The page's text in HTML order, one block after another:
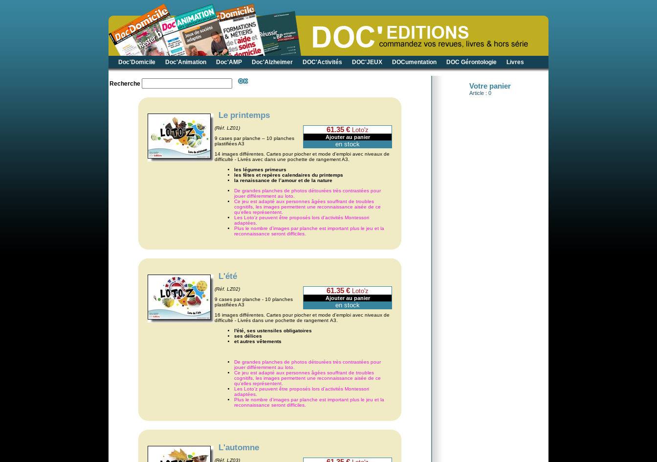
Doc'Domicile Doc'Animation Doc'AMP Doc'Alzheimer DOC'Activités DOC'JEUX DOCumentation DOC Gérontologie Livres
Recherche
Le printemps
61.35 € Loto'z
en stock
(Réf. LZ01)
9 cases par planche – 10 planches
plastifiées A3
14 images différentes. Cartes pour piocher et mode d'emploi avec niveaux de
difficulté - Livrés avec dans une pochette de rangement A3.
les légumes primeurs
les fêtes et repères calendaires du printemps
la renaissance de l’amour et de la nature
De grandes planches de photos détourées très contrastées pour
jouer différemment au loto.
Ce jeu est adapté aux personnes âgées souffrant de troubles
cognitifs, les images permettent une reconnaissance aisée de ce
qu’elles représentent.
Les Loto’z peuvent être proposés lors d’activités Montessori
adaptées.
Plus le nombre d’images par planche est important plus le jeu et la
reconnaissance seront difficiles.
L'été
61.35 € Loto'z
en stock
(Réf. LZ02)
9 cases par planche - 10 planches
plastifiées A3
16 images différentes. Cartes pour piocher et mode d'emploi avec niveaux de
difficulté - Livrés dans une pochette de rangement A3.
l'été, ses ustensiles obligatoires
ses délices
et autres vêtements
De grandes planches de photos détourées très contrastées pour
jouer différemment au loto.
Ce jeu est adapté aux personnes âgées souffrant de troubles
cognitifs, les images permettent une reconnaissance aisée de ce
qu’elles représentent.
Les Loto’z peuvent être proposés lors d’activités Montessori
adaptées.
Plus le nombre d’images par planche est important plus le jeu et la
reconnaissance seront difficiles.
L'automne
(Réf. LZ03)
Votre panier
Article : 0